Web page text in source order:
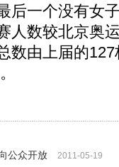
后一个没有女
人数较北京奥
数由上届的
公众开放
2011-05-19